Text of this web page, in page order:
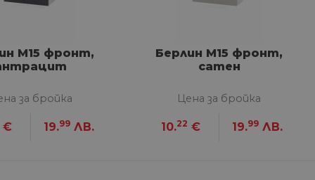
М15 фронт,
за бройка
€ 19.99 ЛВ.
Берлин М15 фронт,
сатен
Цена за бройка
10.22 € 19.99 ЛВ.
със сайта. Той